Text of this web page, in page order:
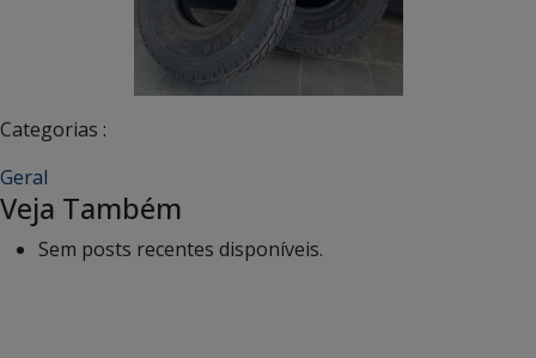
Categorias :
Geral
Veja Também
Sem posts recentes disponíveis.